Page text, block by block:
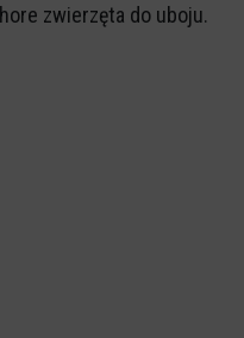
zwierzęta do uboju.